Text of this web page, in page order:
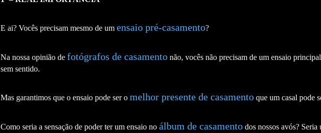
E ai? Vocês precisam mesmo de um ensaio pré-casamento?
Na nossa opinião de fotógrafos de casamento não, vocês não precisam de um ensaio
sem sentido.
Mas garantimos que o ensaio pode ser o melhor presente de casamento que um casal pode
Como seria a sensação de poder ter um ensaio no álbum de casamento dos nossos avós? Seria